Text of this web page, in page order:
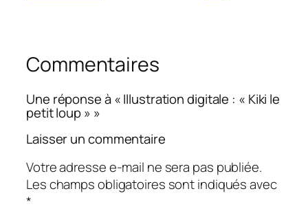
Commentaires
Une réponse à « Illustration digitale : « Kiki le
petit loup » »
Laisser un commentaire
Votre adresse e-mail ne sera pas publiée.
Les champs obligatoires sont indiqués avec
*